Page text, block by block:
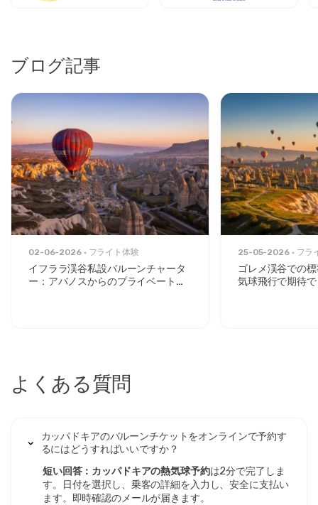
ブログ記事
02-06-2026 フライト体験
イフララ渓谷私設バルーンチャータ
ー：アバノスからのプライベートサ
25-05-2026 フラ
ゴレメ渓谷での
気球飛行で期待
よくある質問
カッパドキアのバルーンチケットをオンラインで予約す
るにはどうすればいいですか？
短い回答：カッパドキアの熱気球予約は2分で完了しま
す。日付を選択し、乗客の詳細を入力し、安全に支払い
ます。即時確認のメールが届きます。